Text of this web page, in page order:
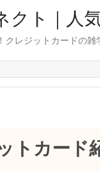
クト｜人
レジットカードの雑
トカード